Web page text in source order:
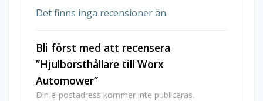
Det finns inga recensioner än.
Bli först med att recensera
”Hjulborsthållare till Worx
Automower”
Din e-postadress kommer inte publiceras.